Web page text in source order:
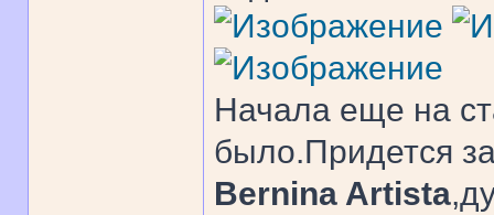
Начала еще на
было.Придется
Bernina Artista